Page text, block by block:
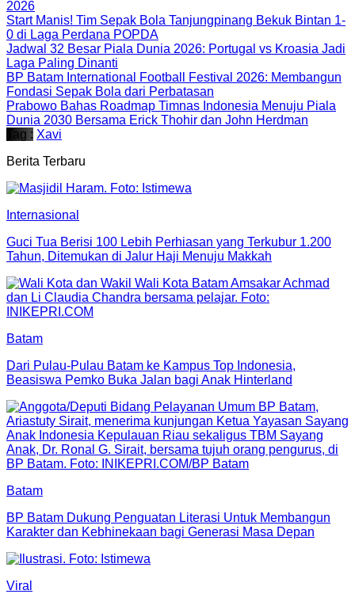
2026
Start Manis! Tim Sepak Bola Tanjungpinang Bekuk Bintan 1-
0 di Laga Perdana POPDA
Jadwal 32 Besar Piala Dunia 2026: Portugal vs Kroasia Jadi
Laga Paling Dinanti
BP Batam International Football Festival 2026: Membangun
Fondasi Sepak Bola dari Perbatasan
Prabowo Bahas Roadmap Timnas Indonesia Menuju Piala
Dunia 2030 Bersama Erick Thohir dan John Herdman
Tag : Xavi
Berita Terbaru
Internasional
Guci Tua Berisi 100 Lebih Perhiasan yang Terkubur 1.200
Tahun, Ditemukan di Jalur Haji Menuju Makkah
Batam
Dari Pulau-Pulau Batam ke Kampus Top Indonesia,
Beasiswa Pemko Buka Jalan bagi Anak Hinterland
Batam
BP Batam Dukung Penguatan Literasi Untuk Membangun
Karakter dan Kebhinekaan bagi Generasi Masa Depan
Viral